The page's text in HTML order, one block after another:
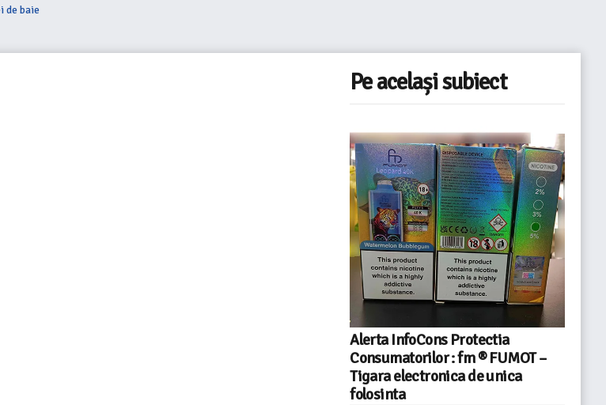
de baie
Pe același subiect
Alerta InfoCons Protectia
Consumatorilor : fm ® FUMOT –
Tigara electronica de unica
folosinta